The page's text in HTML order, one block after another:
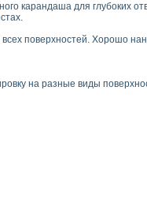
карандаша для глубоких
поверхностей. Хорошо
на разные виды